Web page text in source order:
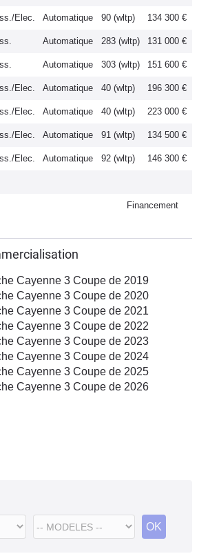
Elec. Automatique 90 (wltp) 134 300 €
Automatique 283 (wltp) 131 000 €
Automatique 303 (wltp) 151 600 €
Elec. Automatique 40 (wltp) 196 300 €
Elec. Automatique 40 (wltp) 223 000 €
Elec. Automatique 91 (wltp) 134 500 €
Elec. Automatique 92 (wltp) 146 300 €
Financement
Cayenne 3 Coupe de 2019
Cayenne 3 Coupe de 2020
Cayenne 3 Coupe de 2021
Cayenne 3 Coupe de 2022
Cayenne 3 Coupe de 2023
Cayenne 3 Coupe de 2024
Cayenne 3 Coupe de 2025
Cayenne 3 Coupe de 2026